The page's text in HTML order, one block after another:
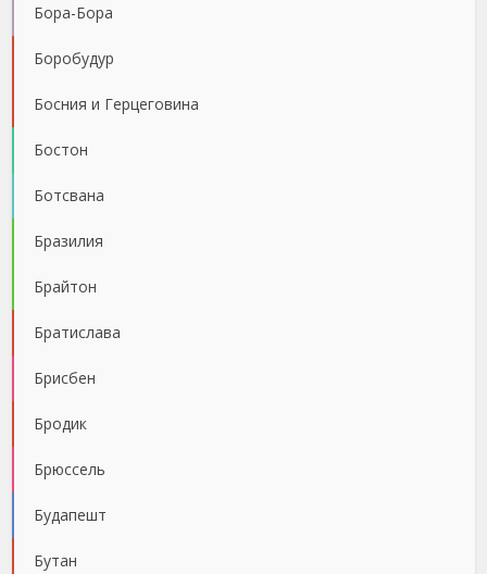
Бора-Бора
Боробудур
Босния и Герцеговина
Бостон
Ботсвана
Бразилия
Брайтон
Братислава
Брисбен
Бродик
Брюссель
Будапешт
Бутан